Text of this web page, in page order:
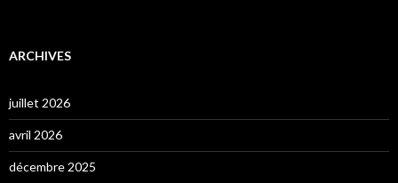
ARCHIVES
juillet 2026
avril 2026
décembre 2025